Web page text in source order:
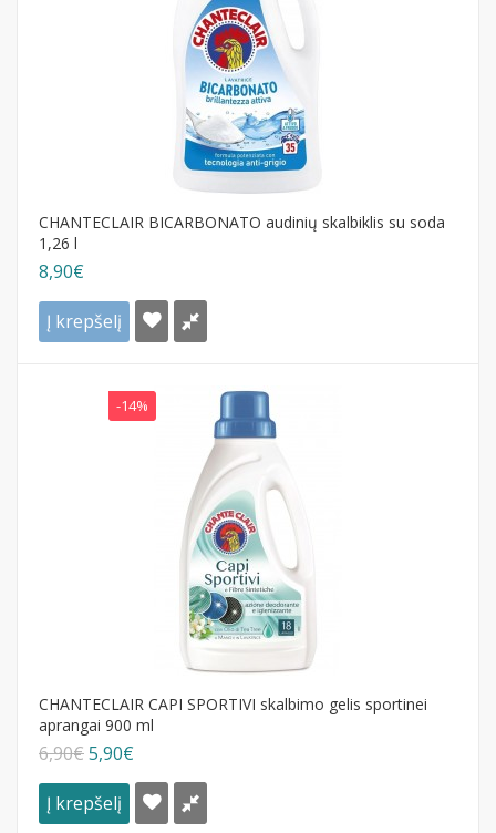
CHANTECLAIR BICARBONATO audinių skalbiklis su soda
1,26 l
8,90€
Į krepšelį
-14%
CHANTECLAIR CAPI SPORTIVI skalbimo gelis sportinei
aprangai 900 ml
6,90€5,90€
Į krepšelį